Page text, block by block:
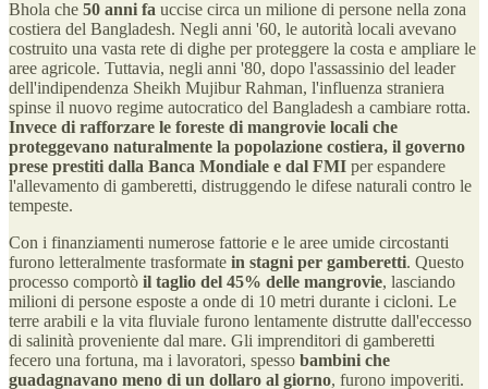
Bhola che 50 anni fa uccise circa un milione di persone nella zona
costiera del Bangladesh. Negli anni '60, le autorità locali avevano
costruito una vasta rete di dighe per proteggere la costa e ampliare le
aree agricole. Tuttavia, negli anni '80, dopo l'assassinio del leader
dell'indipendenza Sheikh Mujibur Rahman, l'influenza straniera
spinse il nuovo regime autocratico del Bangladesh a cambiare rotta.
Invece di rafforzare le foreste di mangrovie locali che
proteggevano naturalmente la popolazione costiera, il governo
prese prestiti dalla Banca Mondiale e dal FMI per espandere
l'allevamento di gamberetti, distruggendo le difese naturali contro le
tempeste.
Con i finanziamenti numerose fattorie e le aree umide circostanti
furono letteralmente trasformate in stagni per gamberetti. Questo
processo comportò il taglio del 45% delle mangrovie, lasciando
milioni di persone esposte a onde di 10 metri durante i cicloni. Le
terre arabili e la vita fluviale furono lentamente distrutte dall'eccesso
di salinità proveniente dal mare. Gli imprenditori di gamberetti
fecero una fortuna, ma i lavoratori, spesso bambini che
guadagnavano meno di un dollaro al giorno, furono impoveriti.